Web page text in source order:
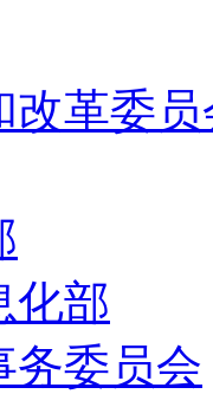
改革委
化部
务委员会